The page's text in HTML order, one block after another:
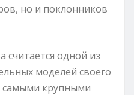
но и поклонников
считается одной из
моделей своего
самыми крупными